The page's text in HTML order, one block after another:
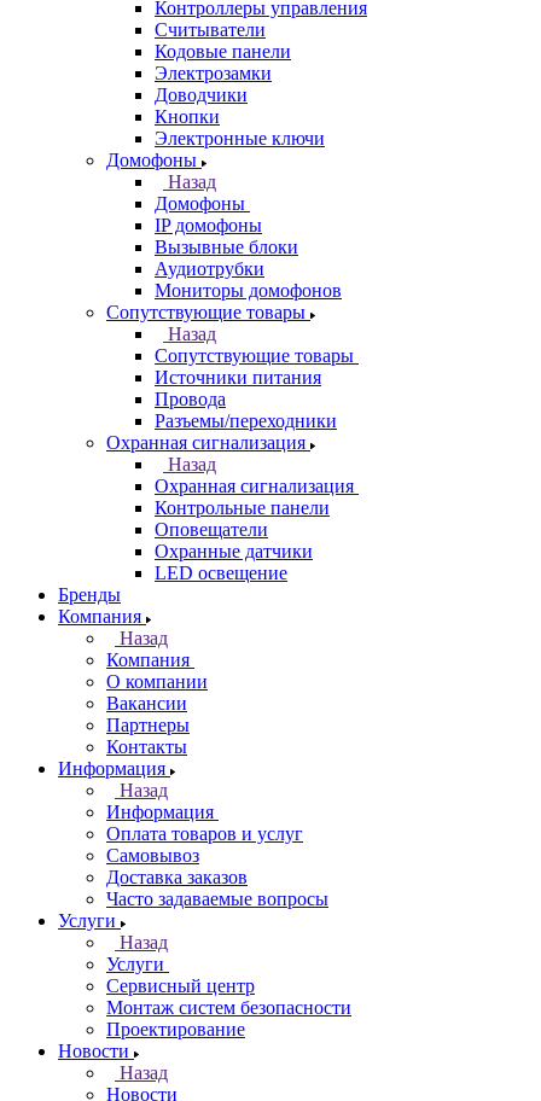
Контроллеры управления
Считыватели
Кодовые панели
Электрозамки
Доводчики
Кнопки
Электронные ключи
Домофоны
Назад
Домофоны
IP домофоны
Вызывные блоки
Аудиотрубки
Мониторы домофонов
Сопутствующие товары
Назад
Сопутствующие товары
Источники питания
Провода
Разъемы/переходники
Охранная сигнализация
Назад
Охранная сигнализация
Контрольные панели
Оповещатели
Охранные датчики
LED освещение
Бренды
Компания
Назад
Компания
О компании
Вакансии
Партнеры
Контакты
Информация
Назад
Информация
Оплата товаров и услуг
Самовывоз
Доставка заказов
Часто задаваемые вопросы
Услуги
Назад
Услуги
Сервисный центр
Монтаж систем безопасности
Проектирование
Новости
Назад
Новости